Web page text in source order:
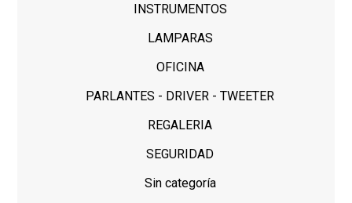
INSTRUMENTOS
LAMPARAS
OFICINA
PARLANTES - DRIVER - TWEETER
REGALERIA
SEGURIDAD
Sin categoría